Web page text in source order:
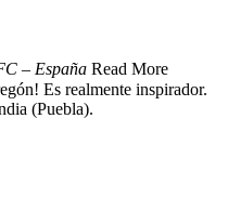
– España Read More
Es realmente inspirador.
(Puebla).